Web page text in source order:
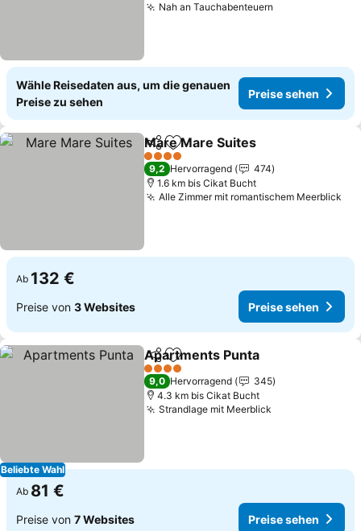
Nah an Tauchabenteuern
Wähle Reisedaten aus, um die genauen
Preise zu sehen
Preise sehen
TeilenZu Favoriten hinzufügen
Mare Mare Suites
4 Sterne
9,2 Hervorragend
474
1.6 km bis Cikat Bucht
Alle Zimmer mit romantischem Meerblick
Ab 132 €
Preise von 3 Websites Preise sehen
Beliebte Wahl
TeilenZu Favoriten hinzufügen
Apartments Punta
4 Sterne
9,0 Hervorragend
345
4.3 km bis Cikat Bucht
Strandlage mit Meerblick
Ab 81 €
Preise von 7 Websites Preise sehen